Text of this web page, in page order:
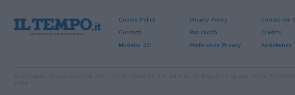
Cookie Policy Privacy Policy
Condizioni
Contatti
Pubblicità
Credits
Modello 231
Preferenze Privacy Assistenza